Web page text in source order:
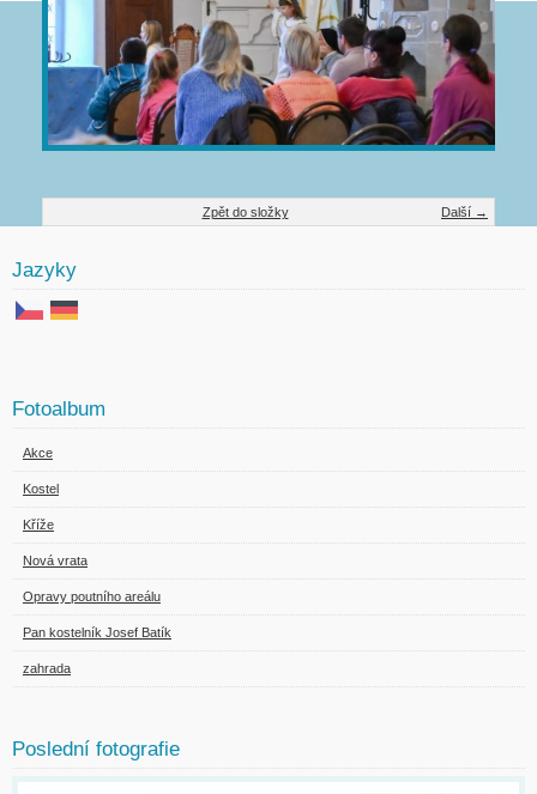
Další →
Zpět do složky
Jazyky
Fotoalbum
Akce
Kostel
Kříže
Nová vrata
Opravy poutního areálu
Pan kostelník Josef Batík
zahrada
Poslední fotografie